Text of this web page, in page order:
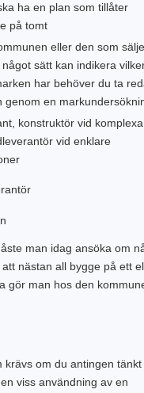
ha en plan som tillåter
på tomt
eller den som
sätt kan indikera
har behöver du ta
genom en
konstruktör vid
vid enklare
man idag ansöka om
nästan all bygge på ett
gör man hos den
krävs om du antingen tänkt
viss användning av en